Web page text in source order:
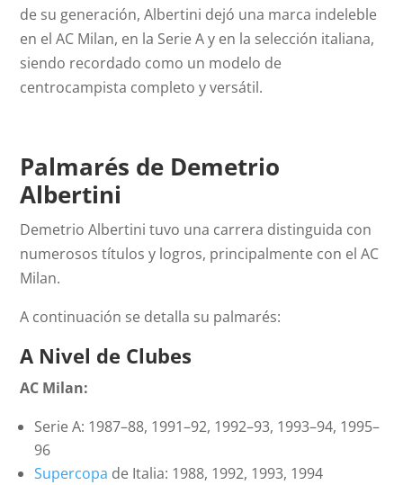
de su generación, Albertini dejó una marca indeleble
en el AC Milan, en la Serie A y en la selección italiana,
siendo recordado como un modelo de
centrocampista completo y versátil.
Palmarés de Demetrio
Albertini
Demetrio Albertini tuvo una carrera distinguida con
numerosos títulos y logros, principalmente con el AC
Milan.
A continuación se detalla su palmarés:
A Nivel de Clubes
AC Milan:
Serie A: 1987–88, 1991–92, 1992–93, 1993–94, 1995–
96
Supercopa de Italia: 1988, 1992, 1993, 1994